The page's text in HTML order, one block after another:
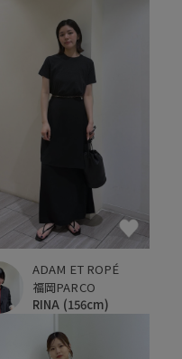
ADAM ET ROPÉ
福岡PARCO
RINA (156cm)